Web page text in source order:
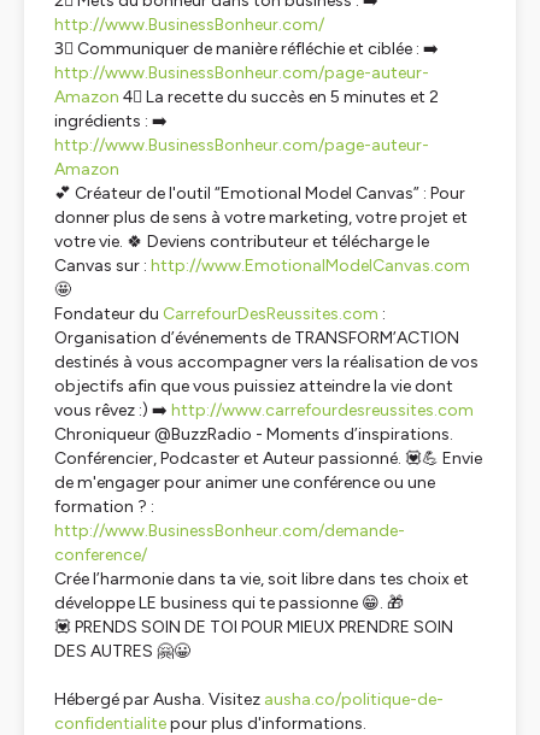
http://www.BusinessBonheur.com/
3⃣ Communiquer de manière réfléchie et ciblée : ➡️
http://www.BusinessBonheur.com/page-auteur-
Amazon 4⃣ La recette du succès en 5 minutes et 2
ingrédients : ➡️
http://www.BusinessBonheur.com/page-auteur-
Amazon
💕 Créateur de l'outil “Emotional Model Canvas” : Pour
donner plus de sens à votre marketing, votre projet et
votre vie. 🍀 Deviens contributeur et télécharge le
Canvas sur : http://www.EmotionalModelCanvas.com
🤩
Fondateur du CarrefourDesReussites.com :
Organisation d’événements de TRANSFORM’ACTION
destinés à vous accompagner vers la réalisation de vos
objectifs afin que vous puissiez atteindre la vie dont
vous rêvez :) ➡️ http://www.carrefourdesreussites.com
Chroniqueur @BuzzRadio - Moments d’inspirations.
Conférencier, Podcaster et Auteur passionné. 💟💪 Envie
de m'engager pour animer une conférence ou une
formation ? :
http://www.BusinessBonheur.com/demande-
conference/
Crée l’harmonie dans ta vie, soit libre dans tes choix et
développe LE business qui te passionne 😁. 🎁
💟 PRENDS SOIN DE TOI POUR MIEUX PRENDRE SOIN
DES AUTRES 🤗😀
Hébergé par Ausha. Visitez ausha.co/politique-de-
confidentialitepour plus d'informations.